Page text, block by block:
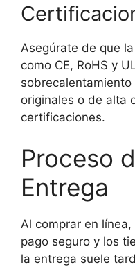
Asegúrate de que
como CE, RoHS y
originales o de alta
certificaciones.
Proceso
Entrega
Al comprar en
pago seguro y los
la entrega suele